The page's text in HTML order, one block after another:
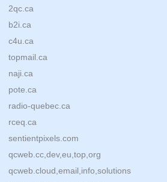
2qc.ca
b2i.ca
c4u.ca
topmail.ca
naji.ca
pote.ca
radio-quebec.ca
rceq.ca
sentientpixels.com
qcweb.cc,dev,eu,top,org
qcweb.cloud,email,info,solutions